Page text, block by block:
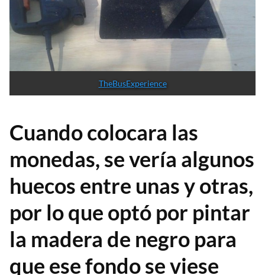
TheBusExperience
Cuando colocara las
monedas, se vería algunos
huecos entre unas y otras,
por lo que optó por pintar
la madera de negro para
que ese fondo se viese